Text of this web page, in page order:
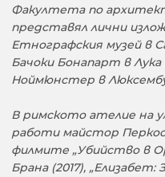
Факултета по
представял лични
Етнографския музей в
Бачоки Бонапарт в
Ноймюнстер в
В римското ателие на
работи майстор
филмите „Убийство в
Брана (2017),